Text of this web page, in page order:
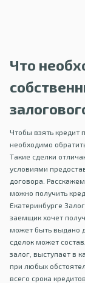
Что
Чтобы взять кредит
необходимо
Такие сделки
условиями
договора.
можно получить
Екатеринбурге
заемщик хочет
может быть выдано
сделок может
залог, выступает в
при любых
всего срока